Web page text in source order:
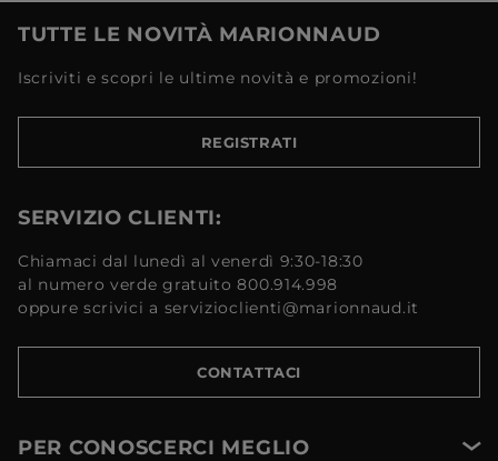
TUTTE LE NOVITÀ MARIONNAUD
Iscriviti e scopri le ultime novità e promozioni!
REGISTRATI
SERVIZIO CLIENTI:
Chiamaci dal lunedì al venerdì 9:30-18:30
al numero verde gratuito 800.914.998
oppure scrivici a servizioclienti@marionnaud.it
CONTATTACI
PER CONOSCERCI MEGLIO